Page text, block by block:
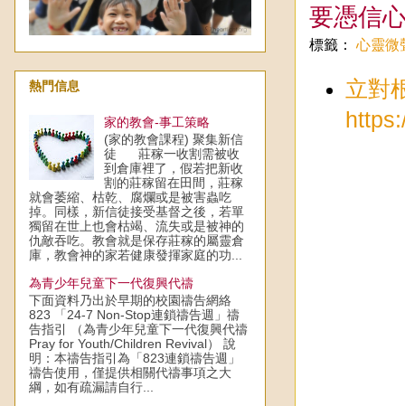
要憑信
標籤： 心靈微
立對
熱門信息
家的教會-事工策略
(家的教會課程) 聚集新信
徒 莊稼一收割需被收
到倉庫裡了，假若把新收
割的莊稼留在田間，莊稼
就會萎縮、枯乾、腐爛或是被害蟲吃
掉。同樣，新信徒接受基督之後，若單
獨留在世上也會枯竭、流失或是被神的
仇敵吞吃。教會就是保存莊稼的屬靈倉
庫，教會神的家若健康發揮家庭的功...
為青少年兒童下一代復興代禱
下面資料乃出於早期的校園禱告網絡
823 「24-7 Non-Stop連鎖禱告週」禱
告指引 （為青少年兒童下一代復興代禱
Pray for Youth/Children Revival） 說
明：本禱告指引為「823連鎖禱告週」
禱告使用，僅提供相關代禱事項之大
綱，如有疏漏請自行...